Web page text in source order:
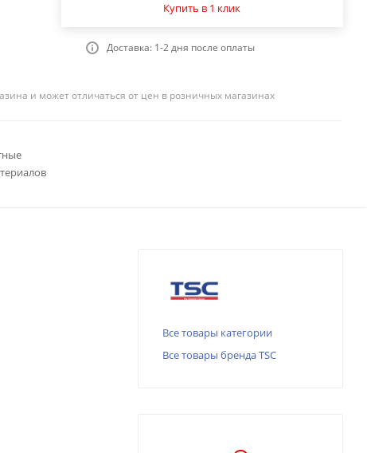
Купить в 1 клик
Доставка: 1-2 дня после оплаты
и может отличаться от цен в розничных магазинах
Все товары категории
Все товары бренда TSC